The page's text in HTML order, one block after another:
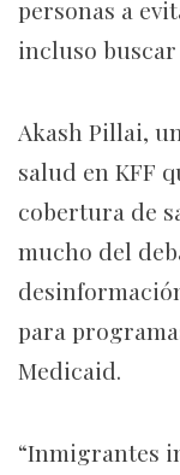
personas a
incluso
Akash Pillai,
salud en KFF
cobertura de
mucho del
para
Medicaid.
“Inmigrantes